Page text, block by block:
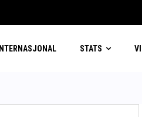
INTERNASJONAL STATS